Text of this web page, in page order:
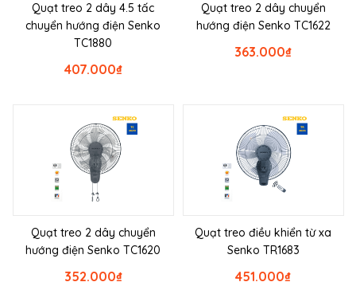
Quạt treo 2 dây 4.5 tấc
chuyển hướng điện Senko
TC1880
₫
407.000
Quạt treo 2 dây chuyển
hướng điện Senko TC1622
₫
363.000
Quạt treo 2 dây chuyển
hướng điện Senko TC1620
₫
352.000
Quạt treo điều khiển từ xa
Senko TR1683
₫
451.000